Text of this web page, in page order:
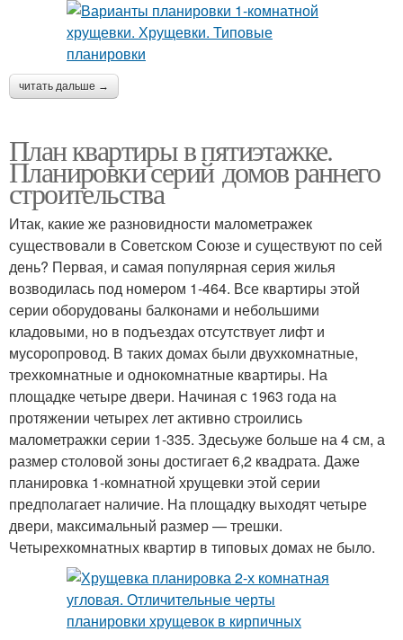
читать дальше →
План квартиры в пятиэтажке.
Планировки серий домов раннего
строительства
Итак, какие же разновидности малометражек
существовали в Советском Союзе и существуют по сей
день? Первая, и самая популярная серия жилья
возводилась под номером 1-464. Все квартиры этой
серии оборудованы балконами и небольшими
кладовыми, но в подъездах отсутствует лифт и
мусоропровод. В таких домах были двухкомнатные,
трехкомнатные и однокомнатные квартиры. На
площадке четыре двери. Начиная с 1963 года на
протяжении четырех лет активно строились
малометражки серии 1-335. Здесьуже больше на 4 см, а
размер столовой зоны достигает 6,2 квадрата. Даже
планировка 1-комнатной хрущевки этой серии
предполагает наличие. На площадку выходят четыре
двери, максимальный размер — трешки.
Четырехкомнатных квартир в типовых домах не было.